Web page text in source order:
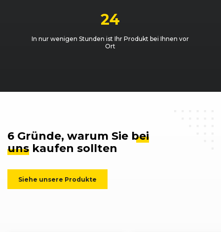
24
In nur wenigen Stunden ist Ihr Produkt bei Ihnen vor
Ort
6 Gründe, warum Sie bei
uns kaufen sollten
Siehe unsere Produkte